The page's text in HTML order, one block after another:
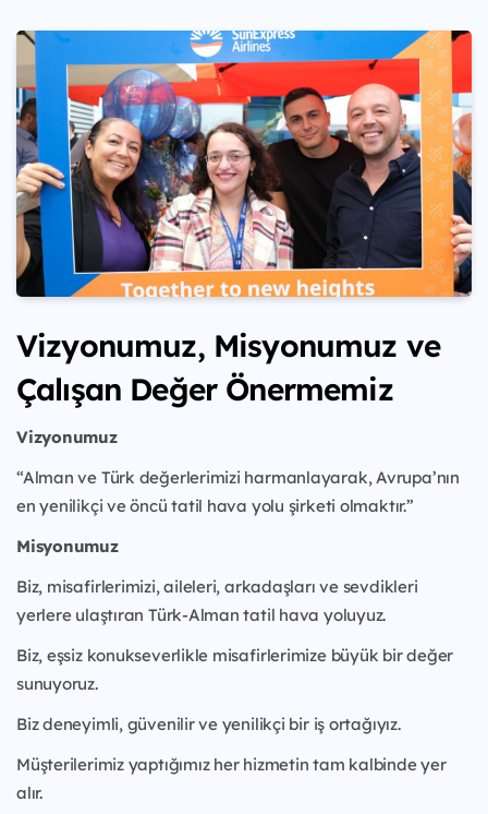
Vizyonumuz, Misyonumuz ve
Çalışan Değer Önermemiz
Vizyonumuz
“Alman ve Türk değerlerimizi harmanlayarak, Avrupa’nın
en yenilikçi ve öncü tatil hava yolu şirketi olmaktır.”
Misyonumuz
Biz, misafirlerimizi, aileleri, arkadaşları ve sevdikleri
yerlere ulaştıran Türk-Alman tatil hava yoluyuz.
Biz, eşsiz konukseverlikle misafirlerimize büyük bir değer
sunuyoruz.
Biz deneyimli, güvenilir ve yenilikçi bir iş ortağıyız.
Müşterilerimiz yaptığımız her hizmetin tam kalbinde yer
alır.